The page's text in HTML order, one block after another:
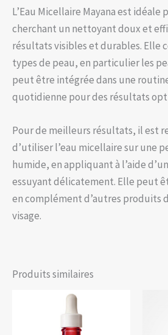
L’Eau Micellaire Mayana est idéale
cherchant un nettoyant doux et
résultats visibles et durables. Elle
types de peau, en particulier les
peut être intégrée dans une
quotidienne pour des résultats
Pour de meilleurs résultats, il est
d’utiliser l’eau micellaire sur une
humide, en appliquant à l’aide
essuyant délicatement. Elle peut
en complément d’autres produits
visage.
Produits similaires